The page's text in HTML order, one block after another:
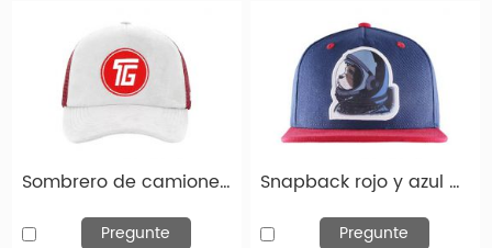
del equipo deportivo de la NFL, NHL, NBA, New Era,
New, Old and Vintage Snapbacks, y muchos otros
ropa de cabeza personalizada
estilos.
Hengxing Caps Factory (HX-Caps.com) ofrece un
servicio personalizado de Snapback Hats para
empresas, planificadores de eventos, escuelas y
universidades, organizaciones sin fines de lucro,
Sombrero de camionero de gamuza snapback rojo y blanco
Pregunte
Snapback rojo y azul con Red Bill
Pregunte